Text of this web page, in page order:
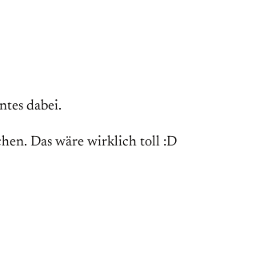
dabei.
Das wäre wirklich toll :D